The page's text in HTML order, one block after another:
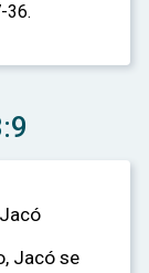
36.
Jacó se